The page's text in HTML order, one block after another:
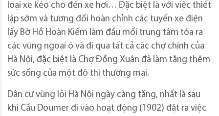
loại xe kéo cho đến xe hơi… Đặc biệt là với việc thiết
lập sớm và tương đối hoàn chỉnh các tuyến xe điện
lấy Bờ Hồ Hoàn Kiếm làm đầu mối trung tâm tỏa ra
các vùng ngoại ô và đi qua tất cả các chợ chính của
Hà Nội, đặc biệt là Chợ Đồng Xuân đã làm tăng thêm
sức sống của một đô thị thương mại.
Dân cư vùng lõi Hà Nội ngày càng tăng, nhất là sau
khi Cầu Doumer đi vào hoạt động (1902) đặt ra việc